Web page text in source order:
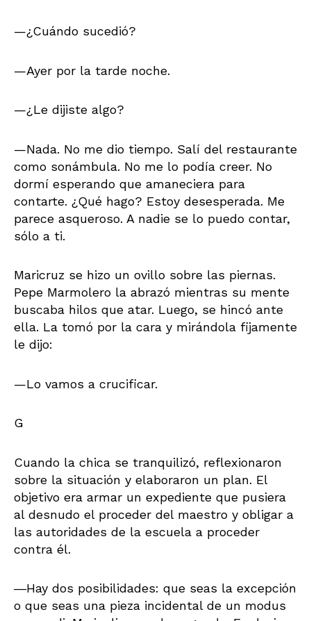
—¿Cuándo sucedió?
—Ayer por la tarde noche.
—¿Le dijiste algo?
—Nada. No me dio tiempo. Salí del restaurante
como sonámbula. No me lo podía creer. No
dormí esperando que amaneciera para
contarte. ¿Qué hago? Estoy desesperada. Me
parece asqueroso. A nadie se lo puedo contar,
sólo a ti.
Maricruz se hizo un ovillo sobre las piernas.
Pepe Marmolero la abrazó mientras su mente
buscaba hilos que atar. Luego, se hincó ante
ella. La tomó por la cara y mirándola fijamente
le dijo:
—Lo vamos a crucificar.
G
Cuando la chica se tranquilizó, reflexionaron
sobre la situación y elaboraron un plan. El
objetivo era armar un expediente que pusiera
al desnudo el proceder del maestro y obligar a
las autoridades de la escuela a proceder
contra él.
―Hay dos posibilidades: que seas la excepción
o que seas una pieza incidental de un modus